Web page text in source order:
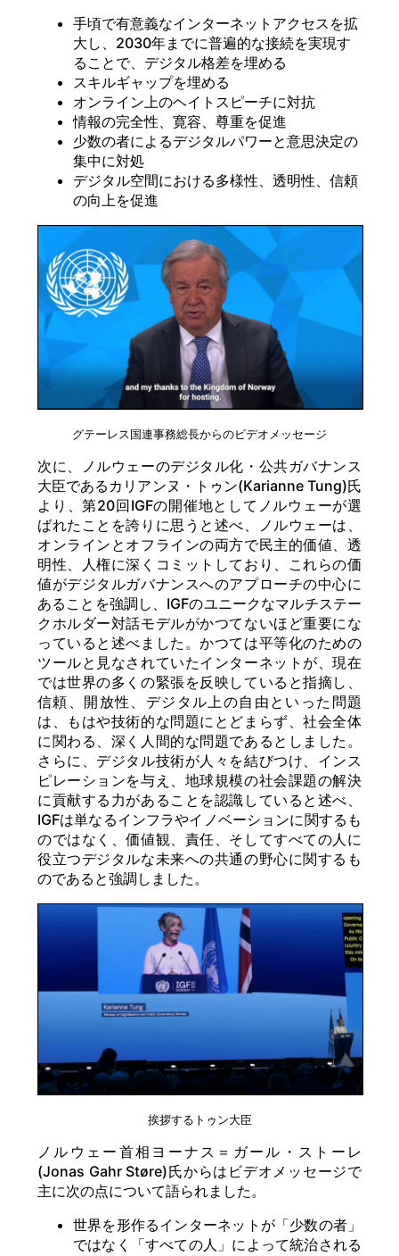
手頃で有意義なインターネットアクセスを拡
大し、2030年までに普遍的な接続を実現す
ることで、デジタル格差を埋める
スキルギャップを埋める
オンライン上のヘイトスピーチに対抗
情報の完全性、寛容、尊重を促進
少数の者によるデジタルパワーと意思決定の
集中に対処
デジタル空間における多様性、透明性、信頼
の向上を促進
グテーレス国連事務総長からのビデオメッセージ
次に、ノルウェーのデジタル化・公共ガバナンス
大臣であるカリアンヌ・トゥン(Karianne Tung)氏
より、第20回IGFの開催地としてノルウェーが選
ばれたことを誇りに思うと述べ、ノルウェーは、
オンラインとオフラインの両方で民主的価値、透
明性、人権に深くコミットしており、これらの価
値がデジタルガバナンスへのアプローチの中心に
あることを強調し、IGFのユニークなマルチステー
クホルダー対話モデルがかつてないほど重要にな
っていると述べました。かつては平等化のための
ツールと見なされていたインターネットが、現在
では世界の多くの緊張を反映していると指摘し、
信頼、開放性、デジタル上の自由といった問題
は、もはや技術的な問題にとどまらず、社会全体
に関わる、深く人間的な問題であるとしました。
さらに、デジタル技術が人々を結びつけ、インス
ピレーションを与え、地球規模の社会課題の解決
に貢献する力があることを認識していると述べ、
IGFは単なるインフラやイノベーションに関するも
のではなく、価値観、責任、そしてすべての人に
役立つデジタルな未来への共通の野心に関するも
のであると強調しました。
挨拶するトゥン大臣
ノルウェー首相ヨーナス＝ガール・ストーレ
(Jonas Gahr Støre)氏からはビデオメッセージで
主に次の点について語られました。
世界を形作るインターネットが「少数の者」
ではなく「すべての人」によって統治される